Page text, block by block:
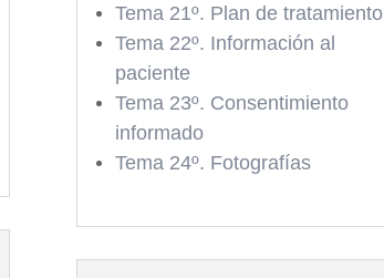
Tema 21º. Plan de tratamiento
Tema 22º. Información al
paciente
Tema 23º. Consentimiento
informado
Tema 24º. Fotografías